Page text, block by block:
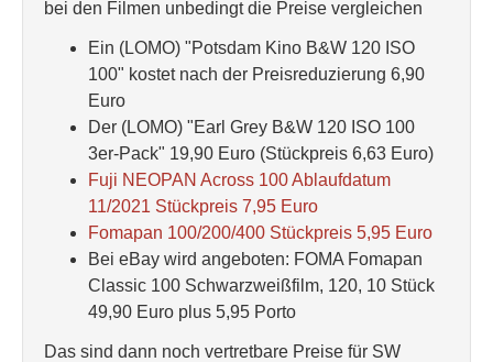
bei den Filmen unbedingt die Preise vergleichen
Ein (LOMO) "Potsdam Kino B&W 120 ISO
100" kostet nach der Preisreduzierung 6,90
Euro
Der (LOMO) "Earl Grey B&W 120 ISO 100
3er-Pack" 19,90 Euro (Stückpreis 6,63 Euro)
Fuji NEOPAN Across 100 Ablaufdatum
11/2021 Stückpreis 7,95 Euro
Fomapan 100/200/400 Stückpreis 5,95 Euro
Bei eBay wird angeboten: FOMA Fomapan
Classic 100 Schwarzweißfilm, 120, 10 Stück
49,90 Euro plus 5,95 Porto
Das sind dann noch vertretbare Preise für SW